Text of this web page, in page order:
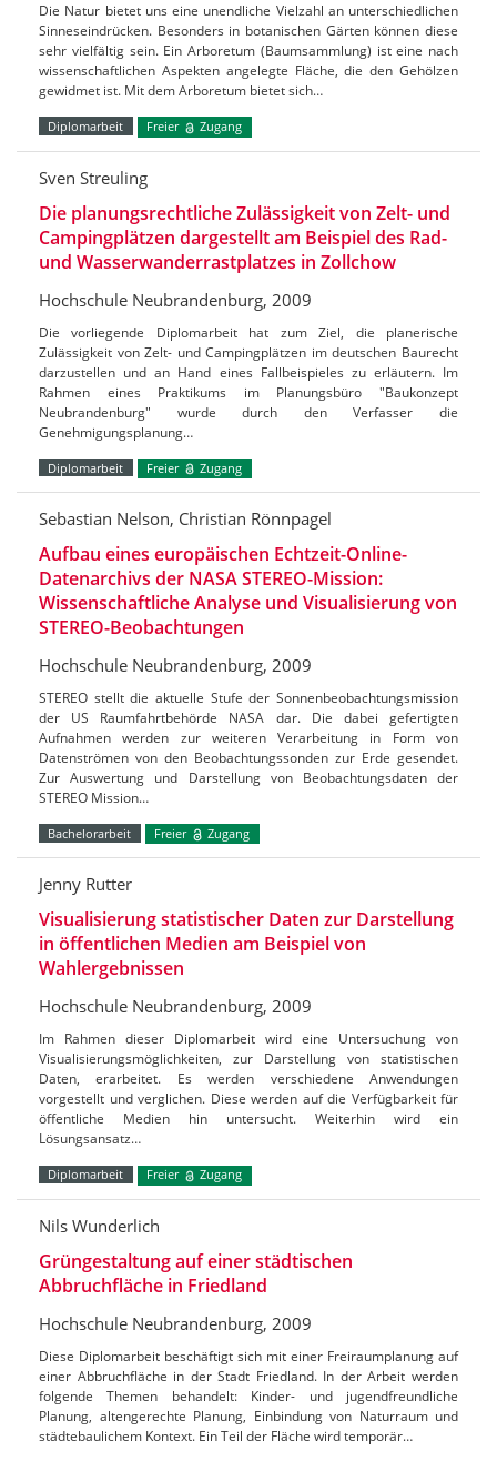
Die Natur bietet uns eine unendliche Vielzahl an unterschiedlichen
Sinneseindrücken. Besonders in botanischen Gärten können diese
sehr vielfältig sein. Ein Arboretum (Baumsammlung) ist eine nach
wissenschaftlichen Aspekten angelegte Fläche, die den Gehölzen
gewidmet ist. Mit dem Arboretum bietet sich…
Diplomarbeit Freier Zugang
Sven Streuling
Die planungsrechtliche Zulässigkeit von Zelt- und
Campingplätzen dargestellt am Beispiel des Rad-
und Wasserwanderrastplatzes in Zollchow
Hochschule Neubrandenburg, 2009
Die vorliegende Diplomarbeit hat zum Ziel, die planerische
Zulässigkeit von Zelt- und Campingplätzen im deutschen Baurecht
darzustellen und an Hand eines Fallbeispieles zu erläutern. Im
Rahmen eines Praktikums im Planungsbüro "Baukonzept
Neubrandenburg" wurde durch den Verfasser die
Genehmigungsplanung…
Diplomarbeit Freier Zugang
Sebastian Nelson, Christian Rönnpagel
Aufbau eines europäischen Echtzeit-Online-
Datenarchivs der NASA STEREO-Mission:
Wissenschaftliche Analyse und Visualisierung von
STEREO-Beobachtungen
Hochschule Neubrandenburg, 2009
STEREO stellt die aktuelle Stufe der Sonnenbeobachtungsmission
der US Raumfahrtbehörde NASA dar. Die dabei gefertigten
Aufnahmen werden zur weiteren Verarbeitung in Form von
Datenströmen von den Beobachtungssonden zur Erde gesendet.
Zur Auswertung und Darstellung von Beobachtungsdaten der
STEREO Mission…
Bachelorarbeit Freier Zugang
Jenny Rutter
Visualisierung statistischer Daten zur Darstellung
in öffentlichen Medien am Beispiel von
Wahlergebnissen
Hochschule Neubrandenburg, 2009
Im Rahmen dieser Diplomarbeit wird eine Untersuchung von
Visualisierungsmöglichkeiten, zur Darstellung von statistischen
Daten, erarbeitet. Es werden verschiedene Anwendungen
vorgestellt und verglichen. Diese werden auf die Verfügbarkeit für
öffentliche Medien hin untersucht. Weiterhin wird ein
Lösungsansatz…
Diplomarbeit Freier Zugang
Nils Wunderlich
Grüngestaltung auf einer städtischen
Abbruchfläche in Friedland
Hochschule Neubrandenburg, 2009
Diese Diplomarbeit beschäftigt sich mit einer Freiraumplanung auf
einer Abbruchfläche in der Stadt Friedland. In der Arbeit werden
folgende Themen behandelt: Kinder- und jugendfreundliche
Planung, altengerechte Planung, Einbindung von Naturraum und
städtebaulichem Kontext. Ein Teil der Fläche wird temporär…